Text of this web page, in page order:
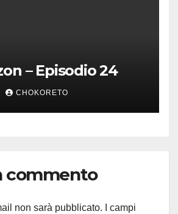
– Episodio 24
CHOKORETO
commento
non sarà pubblicato.
I campi